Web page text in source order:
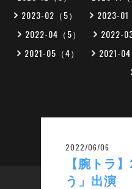
2023-02（5） 2023-01
2022-04（5） 2022-
2021-05（4） 2021-04
2022/06/06
【腕トラ
う」出演